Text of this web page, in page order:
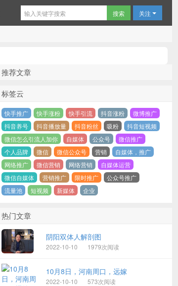
关注
推荐文章
标签云
快手推广 快手涨粉 快手引流 抖音涨粉
微博推广
抖音养号
抖音播放量 抖音粉丝 吸粉
抖音短视频
微信怎么引流人加你
自媒体 公众号
微信推广
个人品牌
微信 微信公众号 营销
自媒体，推广
网络推广
微信营销 网络营销
自媒体运营
微信自媒体
营销推广 限时推广
公众号推广
流量池
短视频 新媒体 企业
热门文章
阴阳双体人解剖图
2022-10-10 1979次阅读
10月8日，河南周口，远嫁
2022-10-10 573次阅读